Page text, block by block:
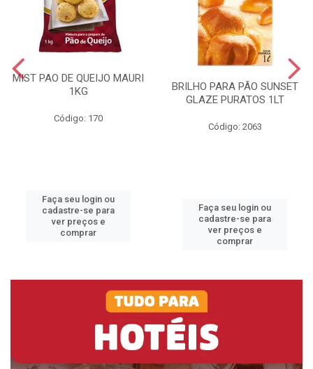
MIST PAO DE QUEIJO MAURI
1KG
Código: 170
Faça seu login ou
cadastre-se para
ver preços e
comprar
BRILHO PARA PÃO SUNSET
GLAZE PURATOS 1LT
Código: 2063
Faça seu login ou
cadastre-se para
ver preços e
comprar